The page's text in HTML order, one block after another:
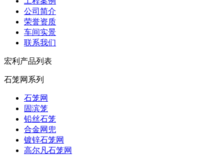
公司简介
荣誉资质
车间实景
联系我们
宏利产品列表
石笼网系列
石笼网
固滨笼
铅丝石笼
合金网兜
镀锌石笼网
高尔凡石笼网